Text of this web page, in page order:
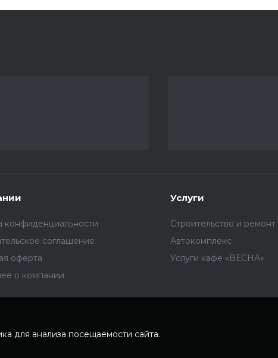
конфиденциальности
соглашение
оферта
о компании
Услуги
Строительство и ремонт
Автокомплекс
Услуги кафе «ВЕСНА»
для анализа посещаемости сайта.